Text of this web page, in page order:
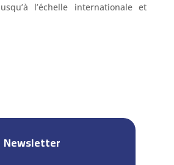
l’échelle internationale et
Newsletter